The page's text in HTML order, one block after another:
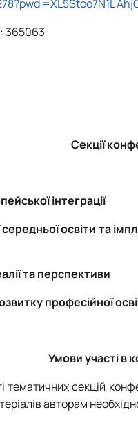
=XL5Stoo7N1L
365063
Секції
інтеграції
освіти та
та перспективи
професійної
Умови участі в
тематичних секцій
авторам